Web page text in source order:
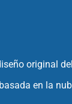
original
en la